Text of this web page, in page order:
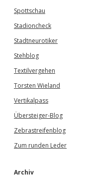
Spottschau
Stadioncheck
Stadtneurotiker
Stehblog
Textilvergehen
Torsten Wieland
Vertikalpass
Übersteiger-Blog
Zebrastreifenblog
Zum runden Leder
Archiv